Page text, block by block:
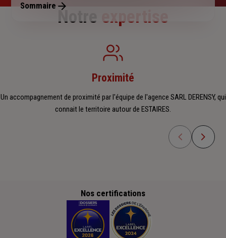
Sommaire
Notre expertise
Proximité
Un accompagnement de proximité par l'équipe de l'agence SARL DERENSY, qui
connait le territoire autour de ESTAIRES.
Nos certifications